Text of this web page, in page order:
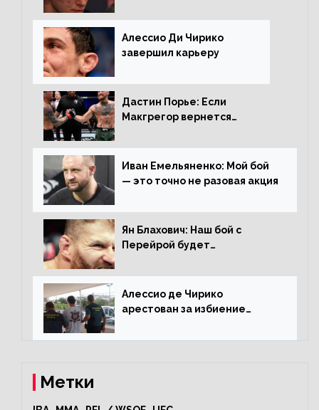
Копыловым
Алессио Ди Чирико
завершил карьеру
Дастин Порье: Если
Макгрегор вернется
раунда на Чендлера
Иван Емельяненко: Мой бой
— это точно не разовая акция
Ян Блахович: Наш бой с
Перейрой будет
Алессио де Чирико
арестован за избиение
Метки